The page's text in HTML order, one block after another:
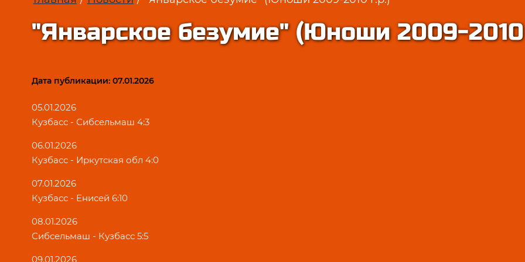
"Январское безумие" (Юноши 2009-2010
Дата публикации: 07.01.2026
05.01.2026
Кузбасс - Сибсельмаш 4:3
06.01.2026
Кузбасс - Иркутская обл 4:0
07.01.2026
Кузбасс - Енисей 6:10
08.01.2026
Сибсельмаш - Кузбасс 5:5
09.01.2026